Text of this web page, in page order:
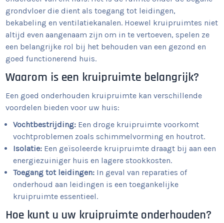
grondvloer die dient als toegang tot leidingen,
bekabeling en ventilatiekanalen. Hoewel kruipruimtes niet
altijd even aangenaam zijn om in te vertoeven, spelen ze
een belangrijke rol bij het behouden van een gezond en
goed functionerend huis.
Waarom is een kruipruimte belangrijk?
Een goed onderhouden kruipruimte kan verschillende
voordelen bieden voor uw huis:
Vochtbestrijding: Een droge kruipruimte voorkomt
vochtproblemen zoals schimmelvorming en houtrot.
Isolatie: Een geïsoleerde kruipruimte draagt bij aan een
energiezuiniger huis en lagere stookkosten.
Toegang tot leidingen: In geval van reparaties of
onderhoud aan leidingen is een toegankelijke
kruipruimte essentieel.
Hoe kunt u uw kruipruimte onderhouden?